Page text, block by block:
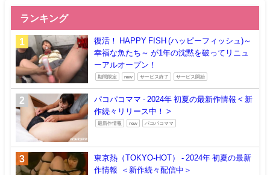
ランキング
復活！ HAPPY FISH (ハッピーフィッシュ)～
幸福な魚たち～ が1年の沈黙を破ってリニュ
ーアルオープン！
期間限定 new サービス終了 サービス開始
パコパコママ - 2024年 初夏の最新作情報 < 新
作続々リリース中！ >
最新作情報 new パコパコママ
東京熱（TOKYO-HOT） - 2024年 初夏の最新
作情報 ＜新作続々配信中＞